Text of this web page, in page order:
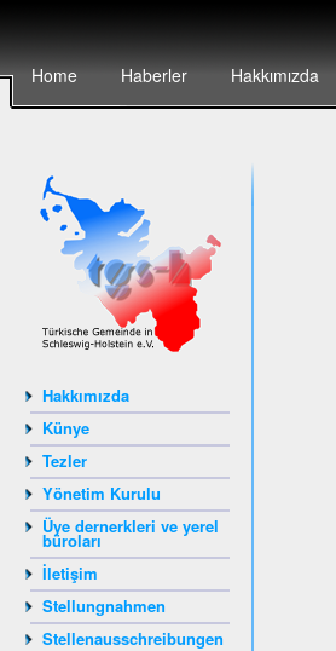
Home Haberler Hakkımızda
Hakkımızda
Künye
Tezler
Yönetim Kurulu
Üye dernerkleri ve yerel
büroları
İletişim
Stellungnahmen
Stellenausschreibungen